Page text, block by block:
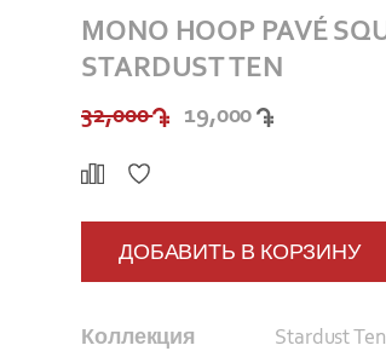
MONO HOOP PAVÉ
STARDUST TEN
32,000 19,000
ДОБАВИТЬ В КОРЗИНУ
Коллекция
Stardust Ten